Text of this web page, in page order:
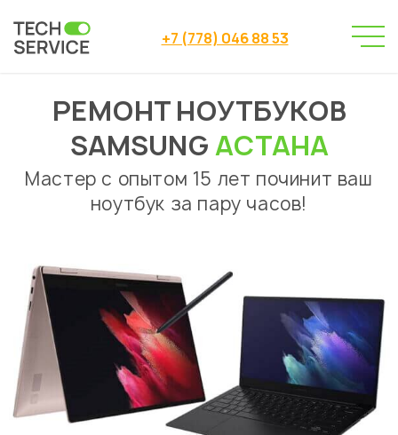
+7 (778) 046 88 53
Сервисный центр
→
Сервисный центр Астана
→
Ремонт ноутбуков
→ Samsung
РЕМОНТ НОУТБУКОВ
SAMSUNGАСТАНА
Мастер с опытом 15 лет починит ваш
ноутбук за пару часов!